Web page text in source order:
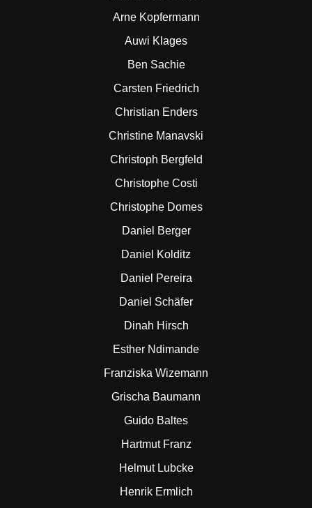
Arne Kopfermann
Auwi Klages
Ben Sachie
Carsten Friedrich
Christian Enders
Christine Manavski
Christoph Bergfeld
Christophe Costi
Christophe Domes
Daniel Berger
Daniel Kolditz
Daniel Pereira
Daniel Schäfer
Dinah Hirsch
Esther Ndimande
Franziska Wizemann
Grischa Baumann
Guido Baltes
Hartmut Franz
Helmut Lubcke
Henrik Ermlich